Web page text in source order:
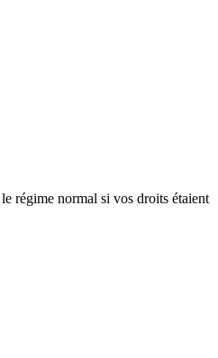
régime normal si vos droits étaient